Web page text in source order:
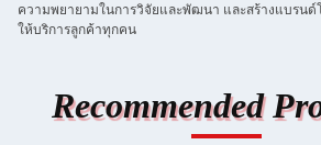
ความพยายามในการวิจัยและพัฒนา และสร้างแบรนด์
ให้บริการลูกค้าทุกคน
Recommended